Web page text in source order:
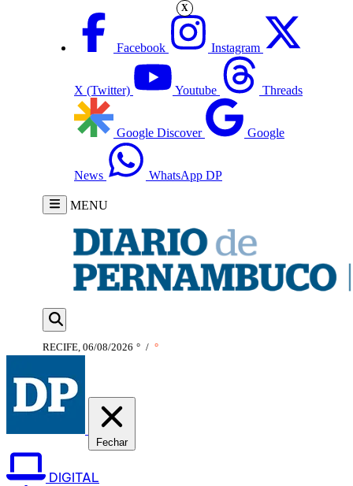
Facebook Instagram
X (Twitter) Youtube Threads
Google Discover Google
News WhatsApp DP
MENU
RECIFE, 06/08/2026 ° / °
Fechar
DIGITAL
X